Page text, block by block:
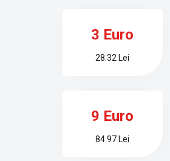
3 Euro
28.32 Lei
9 Euro
84.97 Lei